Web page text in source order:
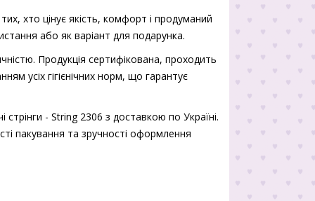
хто цінує якість, комфорт і продуманий
або як варіант для подарунка.
Продукція сертифікована, проходить
усіх гігієнічних норм, що гарантує
- String 2306 з доставкою по Україні.
пакування та зручності оформлення